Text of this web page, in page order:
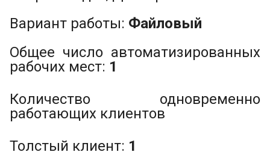
Вариант работы: Файловый
Общее число автоматизированных
рабочих мест: 1
Количество одновременно
работающих клиентов
Толстый клиент: 1